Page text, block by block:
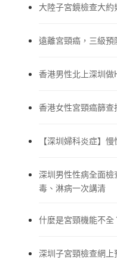
大陸子宮鏡檢查大約
遠離宮頸癌，三級
香港男性北上深圳
香港女性宮頸癌篩
【深圳婦科炎症】
深圳男性性病全面
毒、淋病一次講清
什麼是宮頸機能不
深圳子宮頸檢查網